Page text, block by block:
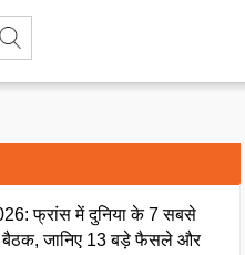
फ्रांस में दुनिया के 7 सबसे
बैठक, जानिए 13 बड़े फैसले और